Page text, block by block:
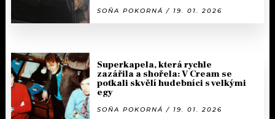
SOŇA POKORNÁ / 19. 01. 2026
Superkapela, která rychle
zazářila a shořela: V Cream se
potkali skvělí hudebníci s velkými
egy
SOŇA POKORNÁ / 19. 01. 2026